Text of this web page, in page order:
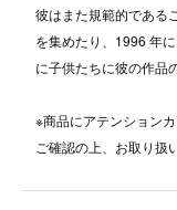
彼はまた規範的である
を集めたり、1996 年
に子供たちに彼の作品
※商品にアテンション
ご確認の上、お取り扱